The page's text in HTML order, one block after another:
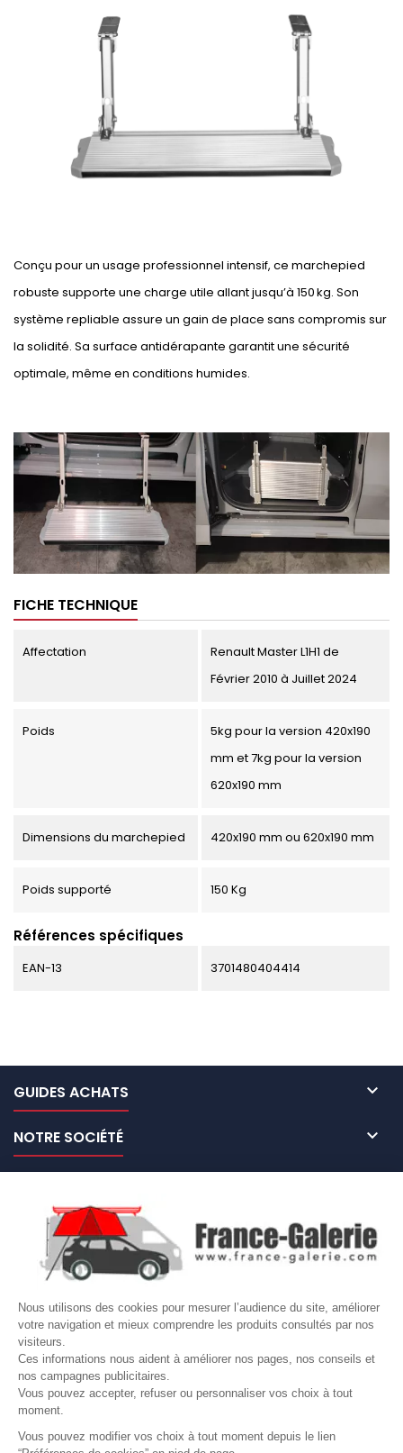
Nous utilisons des cookies pour mesurer l’audience du site, améliorer
votre navigation et mieux comprendre les produits consultés par nos
visiteurs.
Ces informations nous aident à améliorer nos pages, nos conseils et
nos campagnes publicitaires.
Vous pouvez accepter, refuser ou personnaliser vos choix à tout
moment.
Vous pouvez modifier vos choix à tout moment depuis le lien
Conçu pour un usage professionnel intensif, ce marchepied
robuste supporte une charge utile allant jusqu’à 150 kg. Son
système repliable assure un gain de place sans compromis sur
la solidité. Sa surface antidérapante garantit une sécurité
optimale, même en conditions humides.
FICHE TECHNIQUE
Affectation
Renault Master L1H1 de
Février 2010 à Juillet 2024
Poids
5kg pour la version 420x190
mm et 7kg pour la version
620x190 mm
Dimensions du marchepied 420x190 mm ou 620x190 mm
Poids supporté 150 Kg
Références spécifiques
EAN-13 3701480404414
GUIDES ACHATS 
NOTRE SOCIÉTÉ 
VOTRE COMPTE 
Site protégé par reCAPTCHA.
LETTRE D'INFORMATIONS